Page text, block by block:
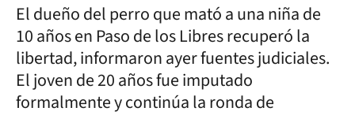
El dueño del perro que mató a una niña de
10 años en Paso de los Libres recuperó la
libertad, informaron ayer fuentes judiciales.
El joven de 20 años fue imputado
formalmente y continúa la ronda de